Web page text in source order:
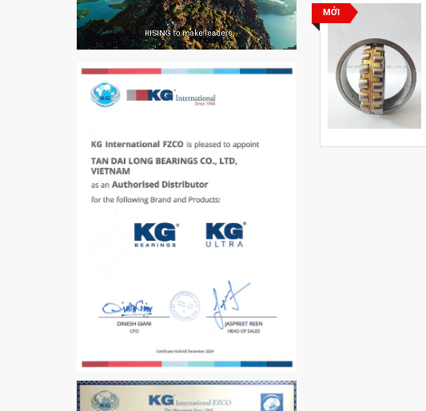
MỚI
VÒNG BI PHS20
5200
VÒNG BI / BẠC ĐẠN
CHÀ TRÒN 51105
VÒNG BI / BẠC ĐẠN
CỐT BƠM NƯỚC
MĂNG XÔNG H2306
Vòng Bi / Bạc Đạn Ốc
Bích 7215 B